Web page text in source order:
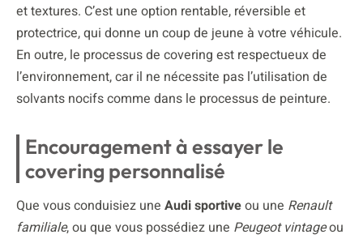
et textures. C’est une option rentable, réversible et
protectrice, qui donne un coup de jeune à votre véhicule.
En outre, le processus de covering est respectueux de
l’environnement, car il ne nécessite pas l’utilisation de
solvants nocifs comme dans le processus de peinture.
Encouragement à essayer le
covering personnalisé
Que vous conduisiez une Audi sportiveou une Renault
familiale, ou que vous possédiez une Peugeot vintageou